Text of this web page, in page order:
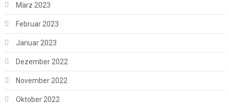
März 2023
Februar 2023
Januar 2023
Dezember 2022
November 2022
Oktober 2022